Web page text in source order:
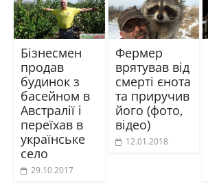
Бізнесмен
продав
будинок з
басейном в
Австралії і
переїхав в
українське
село
29.10.2017
Фермер
врятував від
смерті єнота
та приручив
його (фото,
відео)
12.01.2018